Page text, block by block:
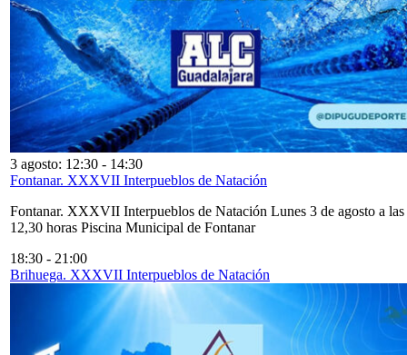
3 agosto: 12:30 - 14:30
Fontanar. XXXVII Interpueblos de Natación
Fontanar. XXXVII Interpueblos de Natación Lunes 3 de agosto a las
12,30 horas Piscina Municipal de Fontanar
18:30 - 21:00
Brihuega. XXXVII Interpueblos de Natación